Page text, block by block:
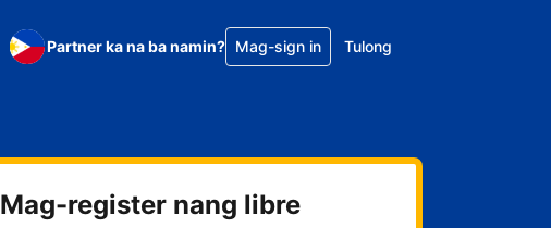
Partner ka na ba namin? Mag-sign in Tulong
Mag-register nang libre